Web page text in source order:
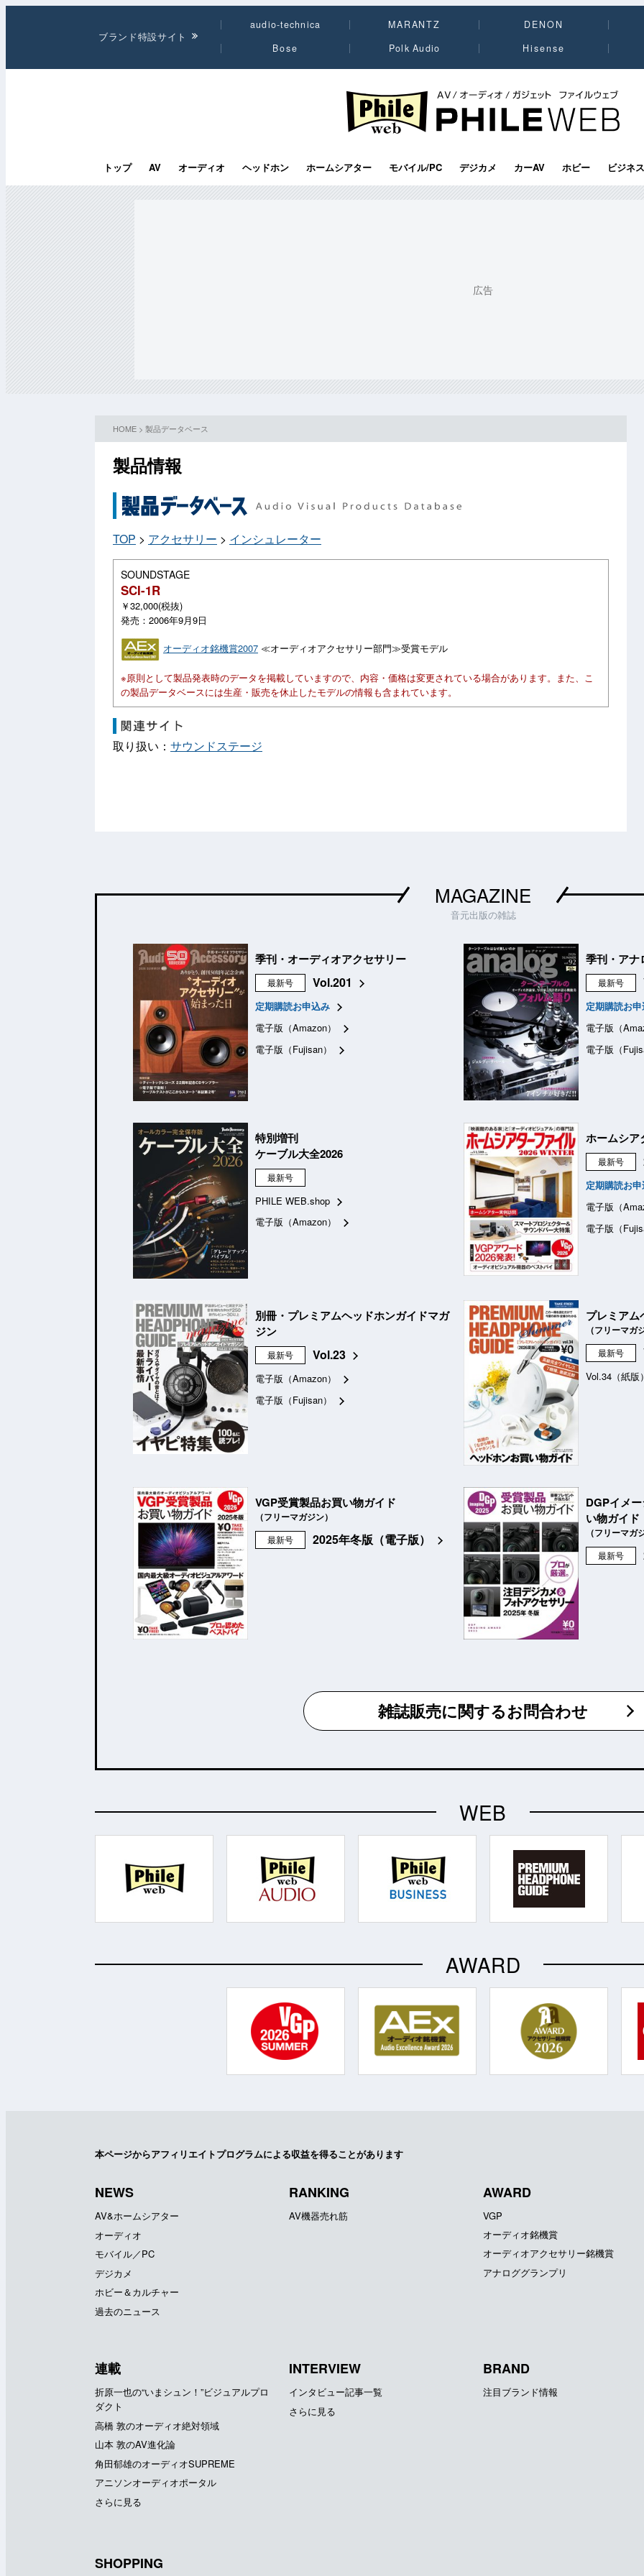
ブランド特設サイト
audio-technica MARANTZ
DENON
Bose
Polk Audio Hisense
PHILE WEB｜AV/オーディオ/ガジェット
トップ AV オーディオ ヘッドホン ホームシアター モバイル/PC デジカメ カーAV ホビー ビジネス
HOME > 製品データベース
製品情報
TOP > アクセサリー > インシュレーター
SOUNDSTAGE
SCI-1R
￥32,000(税抜)
発売：2006年9月9日
オーディオ銘機賞2007 ≪オーディオアクセサリー部門≫受賞モデル
※原則として製品発表時のデータを掲載していますので、内容・価格は変更されている場合があります。また、こ
の製品データベースには生産・販売を休止したモデルの情報も含まれています。
取り扱い： サウンドステージ
MAGAZINE
音元出版の雑誌
季刊・オーディオアクセサリー
最新号 Vol.201
定期購読お申込み
電子版（Amazon）
電子版（Fujisan）
季刊・アナ
最新号
定期購読お
電子版（
電子版（
特別増刊
ケーブル大全2026
最新号
PHILE WEB.shop
電子版（Amazon）
ホームシア
最新号
定期購読お
電子版（
電子版（
別冊・プレミアムヘッドホンガイドマガ
ジン
最新号 Vol.23
電子版（Amazon）
電子版（Fujisan）
プレミアム
（フリーマガ
最新号
Vol.34（紙版
VGP受賞製品お買い物ガイド
（フリーマガジン）
最新号 2025年冬版（電子版）
DGPイメ
い物ガイド
（フリーマガ
最新号
雑誌販売に関するお問合わせ
WEB
AWARD
本ページからアフィリエイトプログラムによる収益を得ることがあります
NEWS
AV&ホームシアター
オーディオ
モバイル／PC
デジカメ
ホビー＆カルチャー
過去のニュース
RANKING
AV機器売れ筋
AWARD
VGP
オーディオ銘機賞
オーディオアクセサリー銘機賞
アナロググランプリ
連載
折原一也の“いまシュン！”ビジュアルプロ
ダクト
高橋 敦のオーディオ絶対領域
山本 敦のAV進化論
角田郁雄のオーディオSUPREME
アニソンオーディオポータル
さらに見る
INTERVIEW
インタビュー記事一覧
さらに見る
BRAND
注目ブランド情報
SHOPPING